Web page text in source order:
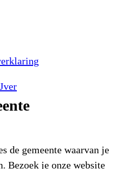
de gemeente waarvan je
Bezoek je onze website